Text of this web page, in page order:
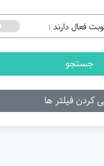
فعال دارند :
جستجو
کردن فیلتر ها